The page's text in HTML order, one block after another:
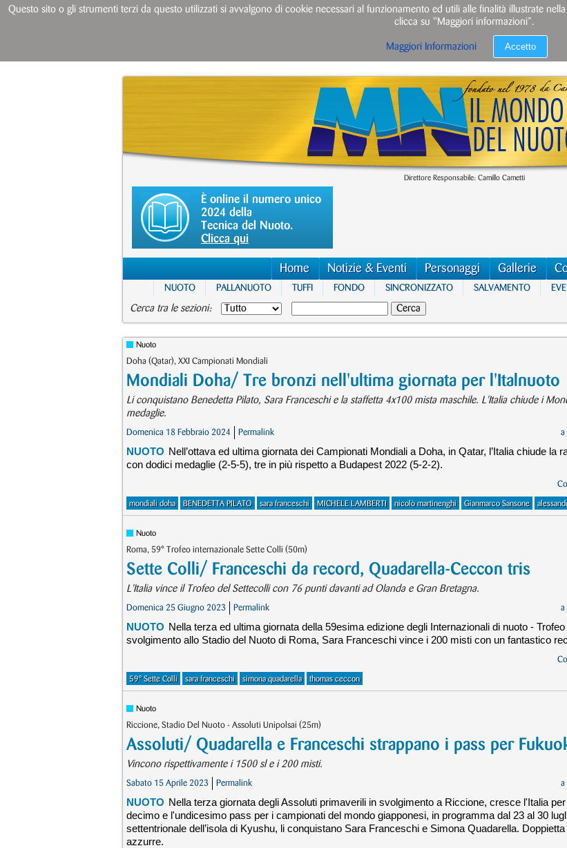
Direttore Responsabile: Camillo Cametti
È online il numero unico
2024 della
Tecnica del Nuoto.
Clicca qui
Home Notizie & Eventi Personaggi Gallerie
NUOTO PALLANUOTO TUFFI FONDO SINCRONIZZATO SALVAMENTO
Cerca tra le sezioni:
Nuoto
Doha (Qatar), XXI Campionati Mondiali
Mondiali Doha/ Tre bronzi nell'ultima giornata per l'Italnuoto
Li conquistano Benedetta Pilato, Sara Franceschi e la staffetta 4x100 mista maschile. L'Italia chiude i
medaglie.
Domenica 18 Febbraio 2024 Permalink a
NUOTO Nell’ottava ed ultima giornata dei Campionati Mondiali a Doha, in Qatar, l’Italia chiude la
con dodici medaglie (2-5-5), tre in più rispetto a Budapest 2022 (5-2-2).
mondiali doha BENEDETTA PILATO sara franceschi MICHELE LAMBERTI nicolò martinenghi Gianmarco Sansone
Nuoto
Roma, 59° Trofeo internazionale Sette Colli (50m)
Sette Colli/ Franceschi da record, Quadarella-Ceccon tris
L'Italia vince il Trofeo del Settecolli con 76 punti davanti ad Olanda e Gran Bretagna.
Domenica 25 Giugno 2023 Permalink a
NUOTO Nella terza ed ultima giornata della 59esima edizione degli Internazionali di nuoto -
svolgimento allo Stadio del Nuoto di Roma, Sara Franceschi vince i 200 misti con un fantastico
59° Sette Colli sara franceschi simona quadarella thomas ceccon
Nuoto
Riccione, Stadio Del Nuoto - Assoluti Unipolsai (25m)
Assoluti/ Quadarella e Franceschi strappano i pass per
Vincono rispettivamente i 1500 sl e i 200 misti.
Sabato 15 Aprile 2023 Permalink a
NUOTO Nella terza giornata degli Assoluti primaverili in svolgimento a Riccione, cresce l'Italia
decimo e l'undicesimo pass per i campionati del mondo giapponesi, in programma dal 23 al 30
settentrionale dell’isola di Kyushu, li conquistano Sara Franceschi e Simona Quadarella.
azzurre.
Questo sito o gli strumenti terzi da questo utilizzati si avvalgono di cookie necessari al funzionamento ed utili alle finalità illustrate
clicca su "Maggiori informazioni”.
Maggiori Informazioni Accetto